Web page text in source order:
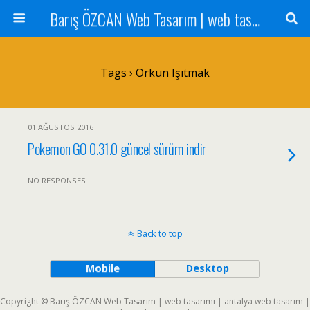
Barış ÖZCAN Web Tasarım | web tasarımı | antalya web tasarım | antalya web tasarımı | seo
Tags › Orkun Işıtmak
01 AĞUSTOS 2016
Pokemon GO 0.31.0 güncel sürüm indir
NO RESPONSES
Back to top
Mobile Desktop
Copyright © Barış ÖZCAN Web Tasarım | web tasarımı | antalya web tasarım |